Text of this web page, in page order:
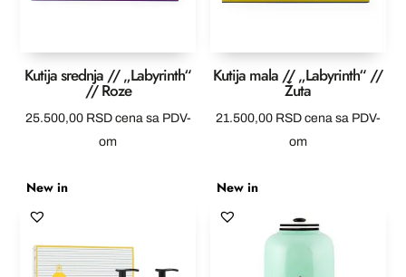
Kutija srednja // „Labyrinth“
// Roze
25.500,00 RSD cena sa PDV-
om
Kutija mala // „Labyrinth“ //
Žuta
21.500,00 RSD cena sa PDV-
om
New in New in